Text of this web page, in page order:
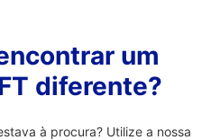
um
diferente?
à procura? Utilize a nossa